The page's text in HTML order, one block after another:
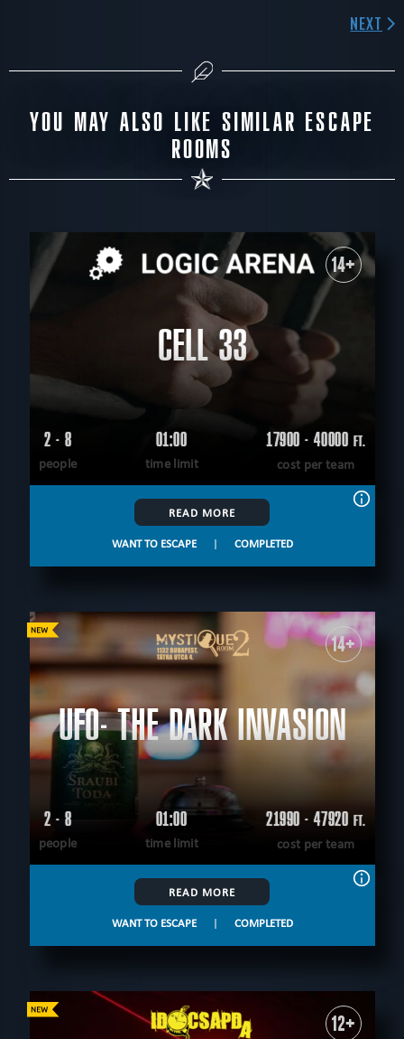
NEXT
YOU MAY ALSO LIKE SIMILAR ESCAPE
ROOMS
14+
CELL 33
2 - 8
people
01:00
time limit
17900 - 40000 FT.
cost per team
READ MORE
WANT TO ESCAPE | COMPLETED
14+
UFO- THE DARK INVASION
2 - 8
people
01:00
time limit
21990 - 47920 FT.
cost per team
READ MORE
WANT TO ESCAPE | COMPLETED
12+